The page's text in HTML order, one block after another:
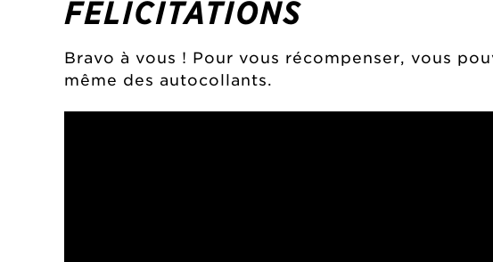
FÉLICITATIONS
Bravo à vous ! Pour vous récompenser, vous
même des autocollants.